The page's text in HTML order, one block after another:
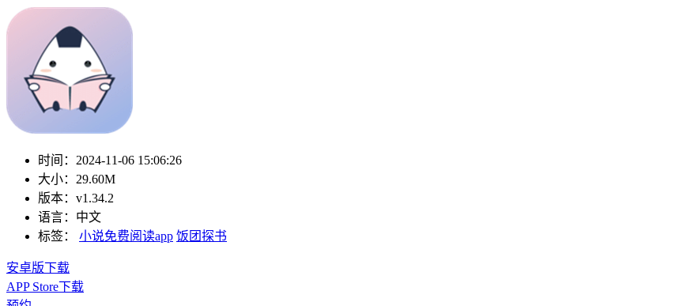
时间： 2024-11-06 15:06:26
大小： 29.60M
版本： v1.34.2
语言： 中文
标签：
小说免费阅读app 饭团探书
安卓版下载
APP Store下载